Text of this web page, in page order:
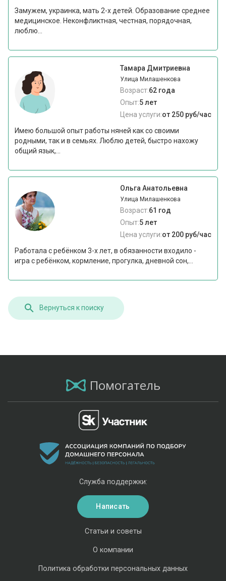
Замужем, украинка, мать 2-х детей. Образование среднее
медицинское. Неконфликтная, честная, порядочная,
люблю...
Тамара Дмитриевна
Улица Милашенкова
Возраст:62 года
Опыт:5 лет
Цена услуги:от 250 руб/час
Имею большой опыт работы няней как со своими
родными, так и в семьях. Люблю детей, быстро нахожу
общий язык,...
Ольга Анатольевна
Улица Милашенкова
Возраст:61 год
Опыт:5 лет
Цена услуги:от 200 руб/час
Работала с ребёнком 3-х лет, в обязанности входило -
игра с ребёнком, кормление, прогулка, дневной сон,...
Вернуться к поиску
Помогатель
Статьи и советы
О компании
Политика обработки персональных данных
Служба поддержки:
Написать